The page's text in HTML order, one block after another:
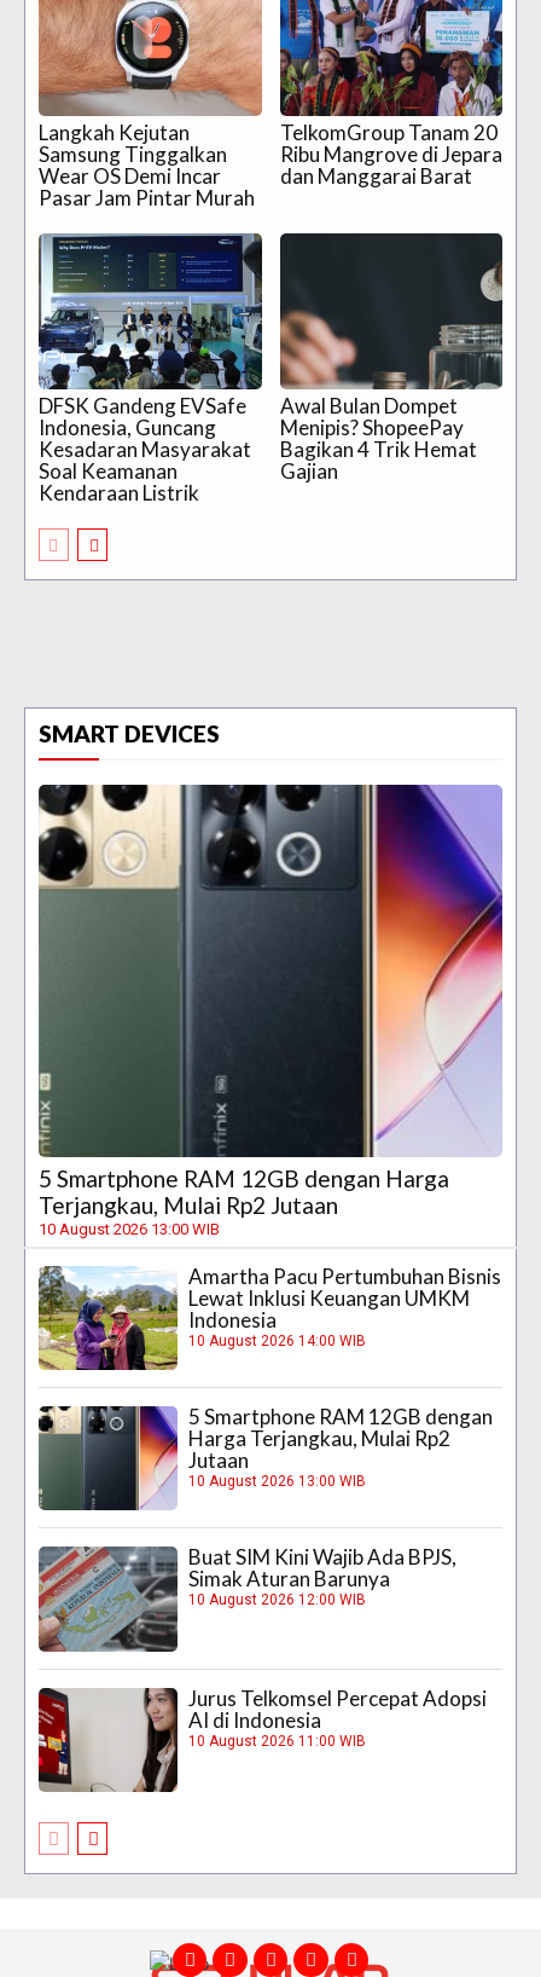
Langkah Kejutan
Samsung Tinggalkan
Wear OS Demi Incar
Pasar Jam Pintar Murah
TelkomGroup Tanam 20
Ribu Mangrove di Jepara
dan Manggarai Barat
DFSK Gandeng EVSafe
Indonesia, Guncang
Kesadaran Masyarakat
Soal Keamanan
Kendaraan Listrik
Awal Bulan Dompet
Menipis? ShopeePay
Bagikan 4 Trik Hemat
Gajian
SMART DEVICES
5 Smartphone RAM 12GB dengan Harga
Terjangkau, Mulai Rp2 Jutaan
10 August 2026 13:00 WIB
Amartha Pacu Pertumbuhan Bisnis
Lewat Inklusi Keuangan UMKM
Indonesia
10 August 2026 14:00 WIB
5 Smartphone RAM 12GB dengan
Harga Terjangkau, Mulai Rp2
Jutaan
10 August 2026 13:00 WIB
Buat SIM Kini Wajib Ada BPJS,
Simak Aturan Barunya
10 August 2026 12:00 WIB
Jurus Telkomsel Percepat Adopsi
AI di Indonesia
10 August 2026 11:00 WIB